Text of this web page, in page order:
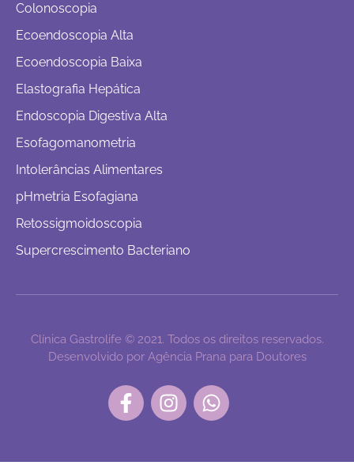
Colonoscopia
Ecoendoscopia Alta
Ecoendoscopia Baixa
Elastografia Hepática
Endoscopia Digestiva Alta
Esofagomanometria
Intolerâncias Alimentares
pHmetria Esofagiana
Retossigmoidoscopia
Supercrescimento Bacteriano
Clínica Gastrolife © 2021. Todos os direitos reservados.
Desenvolvido por Agência Prana para Doutores